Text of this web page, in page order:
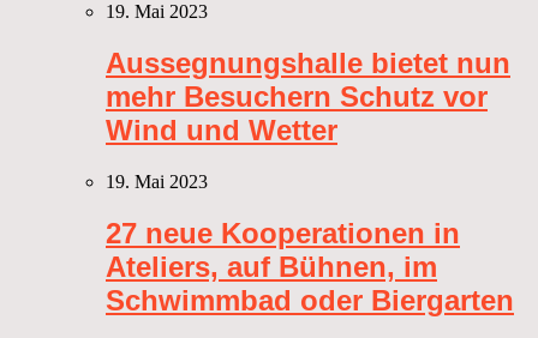
19. Mai 2023
Aussegnungshalle bietet nun
mehr Besuchern Schutz vor
Wind und Wetter
19. Mai 2023
27 neue Kooperationen in
Ateliers, auf Bühnen, im
Schwimmbad oder Biergarten